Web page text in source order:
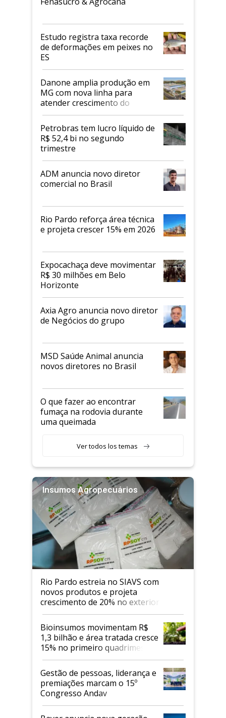
Estudo registra taxa recorde
de deformações em peixes no
ES
Danone amplia produção em
MG com nova linha para
atender crescimento do
mercado de alimentos
proteicos
Petrobras tem lucro líquido de
R$ 52,4 bi no segundo
trimestre
ADM anuncia novo diretor
comercial no Brasil
Rio Pardo reforça área técnica
e projeta crescer 15% em 2026
Expocachaça deve movimentar
R$ 30 milhões em Belo
Horizonte
Axia Agro anuncia novo diretor
de Negócios do grupo
MSD Saúde Animal anuncia
novos diretores no Brasil
O que fazer ao encontrar
fumaça na rodovia durante
uma queimada
Ver todos los temas
Insumos Agropecuários
Rio Pardo estreia no SIAVS com
novos produtos e projeta
crescimento de 20% no exterior
Bioinsumos movimentam R$
1,3 bilhão e área tratada cresce
15% no primeiro quadrimestre
de 2026
Gestão de pessoas, liderança e
premiações marcam o 15º
Congresso Andav